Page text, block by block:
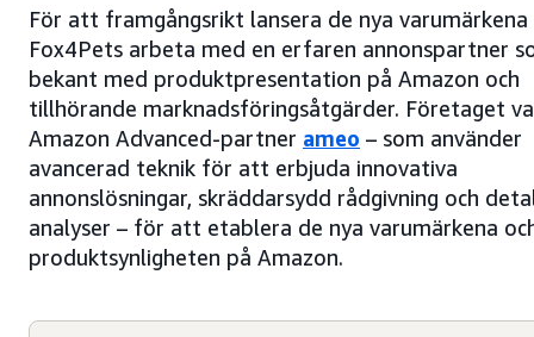
För att framgångsrikt lansera de nya varumärkena
Fox4Pets arbeta med en erfaren annonspartner
bekant med produktpresentation på Amazon och
tillhörande marknadsföringsåtgärder. Företaget
Amazon Advanced-partner ameo – som använder
avancerad teknik för att erbjuda innovativa
annonslösningar, skräddarsydd rådgivning och
analyser – för att etablera de nya varumärkena
produktsynligheten på Amazon.